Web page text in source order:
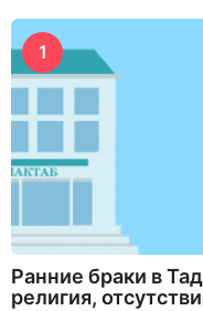
1
Ранние браки в
религия,